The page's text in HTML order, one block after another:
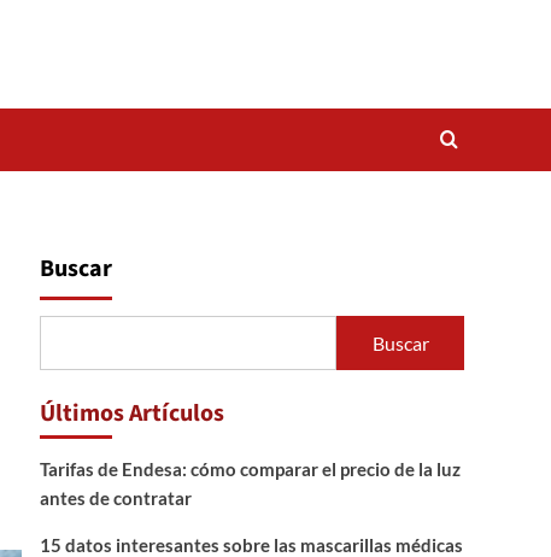
Buscar
Buscar
Últimos Artículos
Tarifas de Endesa: cómo comparar el precio de la luz
antes de contratar
15 datos interesantes sobre las mascarillas médicas